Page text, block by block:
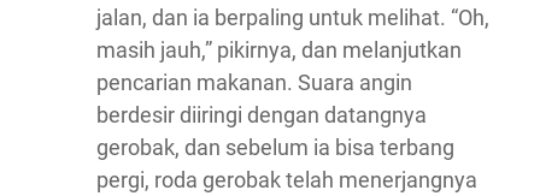
jalan, dan ia berpaling untuk melihat. “Oh,
masih jauh,” pikirnya, dan melanjutkan
pencarian makanan. Suara angin
berdesir diiringi dengan datangnya
gerobak, dan sebelum ia bisa terbang
pergi, roda gerobak telah menerjangnya